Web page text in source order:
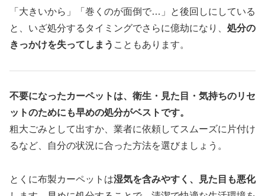
「大きいから」「巻くのが面倒で…」と後回しにしている
と、いざ処分するタイミングでさらに億劫になり、 処分の
きっかけを失ってしまう こともあります。
不要になったカーペットは、衛生・見た目・気持ちのリセ
ットのためにも早めの処分がベストです。
粗大ごみとして出すか、業者に依頼してスムーズに片付け
るなど、自分の状況に合った方法を選びましょう。
とくに布製カーペットは湿気を含みやすく、見た目も悪化